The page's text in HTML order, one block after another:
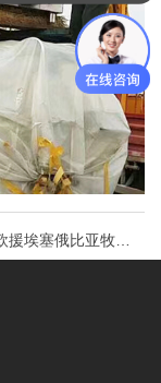
援埃塞俄比亚牧场